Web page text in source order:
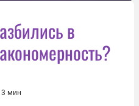
в
3 мин